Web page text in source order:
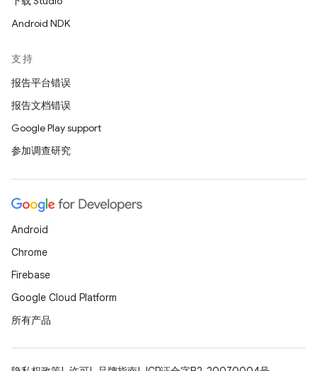
Android NDK
支持
报告平台错误
报告文档错误
Google Play support
参加调查研究
Android
Chrome
Firebase
Google Cloud Platform
所有产品